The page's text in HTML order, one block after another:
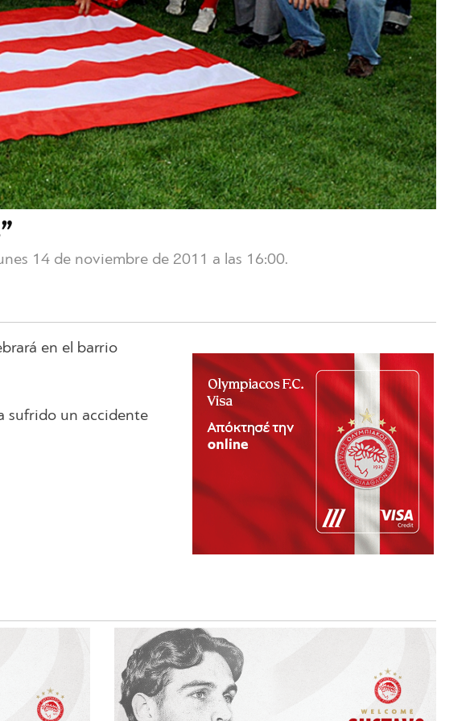
14 de noviembre de 2011 a las 16:00.
en el barrio
sufrido un accidente